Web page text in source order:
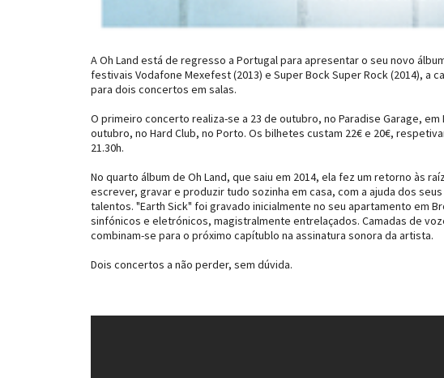
A Oh Land está de regresso a Portugal para apresentar o seu novo
festivais Vodafone Mexefest (2013) e Super Bock Super Rock (2014), a
para dois concertos em salas.
O primeiro concerto realiza-se a 23 de outubro, no Paradise Garage, em
outubro, no Hard Club, no Porto. Os bilhetes custam 22€ e 20€,
21.30h.
No quarto álbum de Oh Land, que saiu em 2014, ela fez um retorno às
escrever, gravar e produzir tudo sozinha em casa, com a ajuda dos
talentos. "Earth Sick" foi gravado inicialmente no seu apartamento em
sinfónicos e eletrónicos, magistralmente entrelaçados. Camadas de
combinam-se para o próximo capítublo na assinatura sonora da artista.
Dois concertos a não perder, sem dúvida.